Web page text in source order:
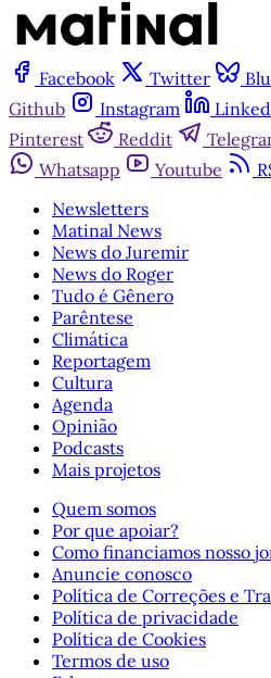
Facebook Twitter
Github
Instagram
Pinterest
Reddit
Whatsapp
Youtube
Newsletters
Matinal News
News do Juremir
News do Roger
Tudo é Gênero
Parêntese
Climática
Reportagem
Cultura
Agenda
Opinião
Podcasts
Mais projetos
Quem somos
Por que apoiar?
Como financiamos nosso
Anuncie conosco
Política de Correções e
Política de privacidade
Política de Cookies
Termos de uso